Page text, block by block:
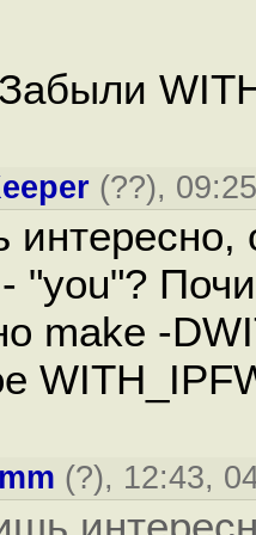
(??),
"you"?
make -
(?), 12:43,